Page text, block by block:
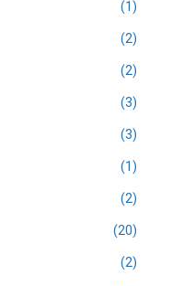
(1)
(2)
(2)
(3)
(3)
(1)
(2)
(20)
(2)